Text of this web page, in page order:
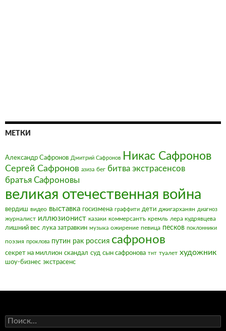
МЕТКИ
Александр Сафронов Дмитрий Сафронов Никас Сафронов
Сергей Сафронов азиза бег битва экстрасенсов
братья Сафроновы
великая отечественная война
вердиш видео выставка госизмена граффити дети джигарханян диагноз
журналист иллюзионист казаки коммерсантъ кремль лера кудрявцева
лишний вес лука затравкин музыка ожирение певица песков поклонники
поэзия проклова путин рак россия сафронов
секрет на миллион скандал суд сын сафронова тнт туалет художник
шоу-бизнес экстрасенс
Найти: